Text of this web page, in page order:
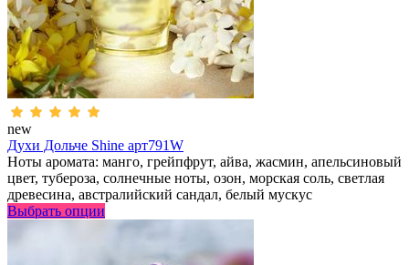
new
Духи Дольче Shine арт791W
Ноты аромата: манго, грейпфрут, айва, жасмин, апельсиновый
цвет, тубероза, солнечные ноты, озон, морская соль, светлая
древесина, австралийский сандал, белый мускус
Выбрать опции